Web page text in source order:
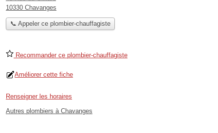
10330 Chavanges
📞 Appeler ce plombier-chauffagiste
Recommander ce plombier-chauffagiste
Améliorer cette fiche
Renseigner les horaires
Autres plombiers à Chavanges